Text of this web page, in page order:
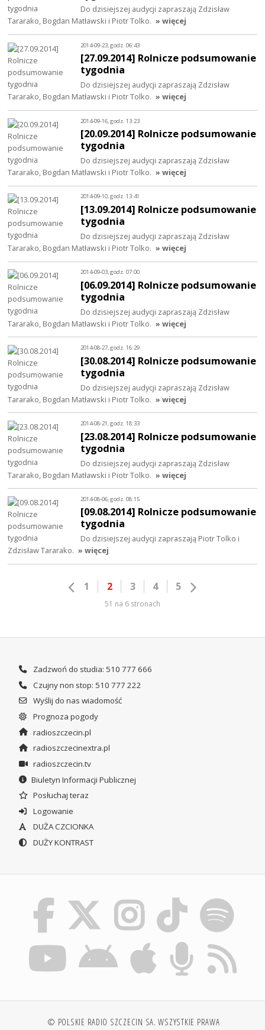
Do dzisiejszej audycji zapraszają Zdzisław
Tararako, Bogdan Matławski i Piotr Tolko. » więcej
2014-09-23, godz. 06:43
[27.09.2014] Rolnicze podsumowanie
tygodnia
Do dzisiejszej audycji zapraszają Zdzisław
Tararako, Bogdan Matławski i Piotr Tolko. » więcej
2014-09-16, godz. 13:23
[20.09.2014] Rolnicze podsumowanie
tygodnia
Do dzisiejszej audycji zapraszają Zdzisław
Tararako, Bogdan Matławski i Piotr Tolko. » więcej
2014-09-10, godz. 13:41
[13.09.2014] Rolnicze podsumowanie
tygodnia
Do dzisiejszej audycji zapraszają Zdzisław
Tararako, Bogdan Matławski i Piotr Tolko. » więcej
2014-09-03, godz. 07:00
[06.09.2014] Rolnicze podsumowanie
tygodnia
Do dzisiejszej audycji zapraszają Zdzisław
Tararako, Bogdan Matławski i Piotr Tolko. » więcej
2014-08-27, godz. 16:29
[30.08.2014] Rolnicze podsumowanie
tygodnia
Do dzisiejszej audycji zapraszają Zdzisław
Tararako, Bogdan Matławski i Piotr Tolko. » więcej
2014-08-21, godz. 18:33
[23.08.2014] Rolnicze podsumowanie
tygodnia
Do dzisiejszej audycji zapraszają Zdzisław
Tararako, Bogdan Matławski i Piotr Tolko. » więcej
2014-08-06, godz. 08:15
[09.08.2014] Rolnicze podsumowanie
tygodnia
Do dzisiejszej audycji zapraszają Piotr Tolko i
Zdzisław Tararako. » więcej
1 2 3 4 5
51 na 6 stronach
Zadzwoń do studia: 510 777 666
Czujny non stop: 510 777 222
Wyślij do nas wiadomość
Prognoza pogody
radioszczecin.pl
radioszczecinextra.pl
radioszczecin.tv
Biuletyn Informacji Publicznej
Posłuchaj teraz
Logowanie
DUŻA CZCIONKA
DUŻY KONTRAST
© POLSKIE RADIO SZCZECIN SA. WSZYSTKIE PRAWA